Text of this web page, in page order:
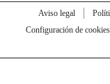
Aviso legal
Configuración de cookies